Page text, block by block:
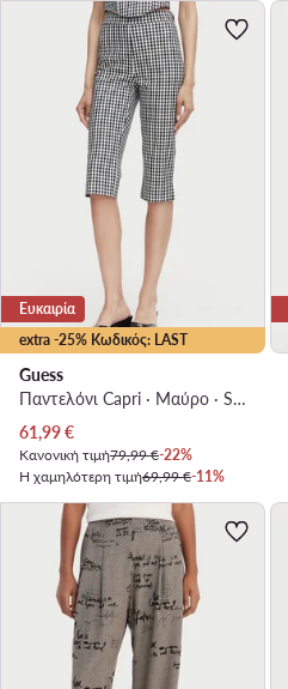
extra -25% Κωδικός: LAST
Ευκαιρία
Guess
Παντελόνι Capri · Μαύρο · Slim Fit
Τρέχουσα τιμή
61,99€
Κανονική τιμή79,99 €-22%
Η χαμηλότερη τιμή69,99 €-11%